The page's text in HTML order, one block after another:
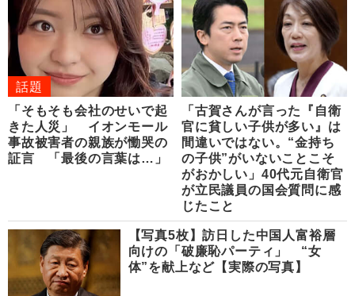
話題
「そもそも会社のせいで起
きた人災」 イオンモール
事故被害者の親族が慟哭の
証言 「最後の言葉は…」
「古賀さんが言った『自衛
官に貧しい子供が多い』は
間違いではない。“金持ち
の子供”がいないことこそ
がおかしい」40代元自衛官
が立民議員の国会質問に感
じたこと
【写真5枚】訪日した中国人富裕層
向けの「破廉恥パーティ」 “女
体”を献上など【実際の写真】